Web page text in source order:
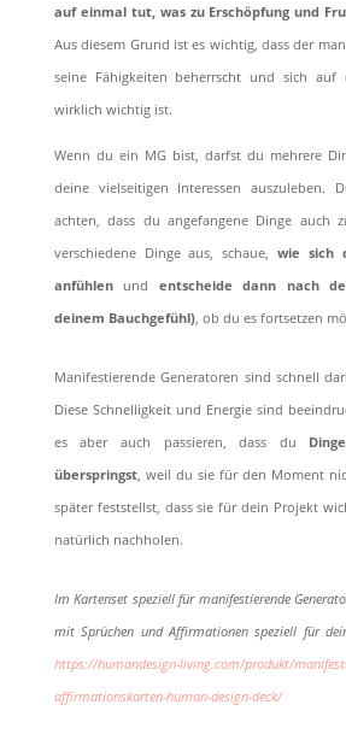
auf einmal tut, was zu Erschöpfung und
Aus diesem Grund ist es wichtig, dass der
seine Fähigkeiten beherrscht und sich auf
wirklich wichtig ist.
Wenn du ein MG bist, darfst du mehrere
deine vielseitigen Interessen auszuleben.
achten, dass du angefangene Dinge auch
verschiedene Dinge aus, schaue,wie sich
anfühlenund entscheide dann nach
deinem Bauchgefühl), ob du es fortsetzen
Manifestierende Generatoren sind schnell
Diese Schnelligkeit und Energie sind
es aber auch passieren, dass du
überspringst, weil du sie für den Moment
später feststellst, dass sie für dein Projekt
natürlich nachholen.
Im Kartenset speziell für manifestierende
mit Sprüchen und Affirmationen speziell für
https://humandesign-living.com/produkt/
affirmationskarten-human-design-deck/